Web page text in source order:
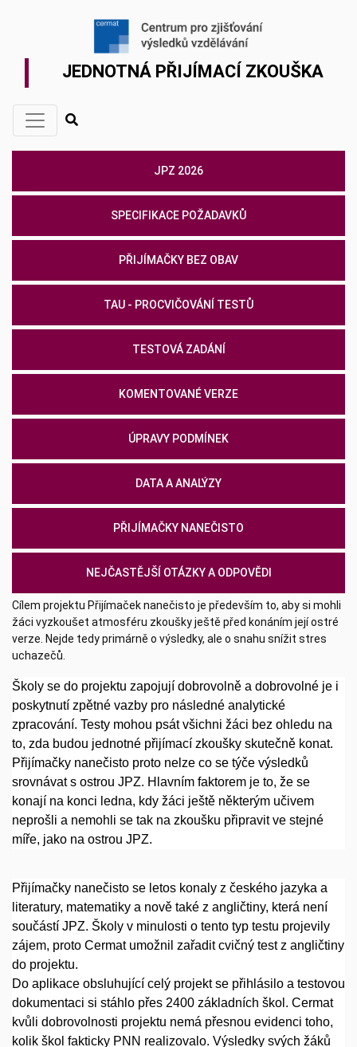
JEDNOTNÁ PŘIJÍMACÍ ZKOUŠKA
JPZ 2026
SPECIFIKACE POŽADAVKŮ
PŘIJÍMAČKY BEZ OBAV
TAU - PROCVIČOVÁNÍ TESTŮ
TESTOVÁ ZADÁNÍ
KOMENTOVANÉ VERZE
ÚPRAVY PODMÍNEK
DATA A ANALÝZY
PŘIJÍMAČKY NANEČISTO
NEJČASTĚJŠÍ OTÁZKY A ODPOVĚDI
Cílem projektu Přijímaček nanečisto je především to, aby si mohli
žáci vyzkoušet atmosféru zkoušky ještě před konáním její ostré
verze. Nejde tedy primárně o výsledky, ale o snahu snížit stres
uchazečů.
Školy se do projektu zapojují dobrovolně a dobrovolné je i
poskytnutí zpětné vazby pro následné analytické
zpracování. Testy mohou psát všichni žáci bez ohledu na
to, zda budou jednotné přijímací zkoušky skutečně konat.
Přijímačky nanečisto proto nelze co se týče výsledků
srovnávat s ostrou JPZ. Hlavním faktorem je to, že se
konají na konci ledna, kdy žáci ještě některým učivem
neprošli a nemohli se tak na zkoušku připravit ve stejné
míře, jako na ostrou JPZ.
Přijímačky nanečisto se letos konaly z českého jazyka a
literatury, matematiky a nově také z angličtiny, která není
součástí JPZ. Školy v minulosti o tento typ testu projevily
zájem, proto Cermat umožnil zařadit cvičný test z angličtiny
do projektu.
Do aplikace obsluhující celý projekt se přihlásilo a testovou
dokumentaci si stáhlo přes 2400 základních škol. Cermat
kvůli dobrovolnosti projektu nemá přesnou evidenci toho,
kolik škol fakticky PNN realizovalo. Výsledky svých žáků